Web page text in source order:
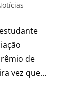
de
vez que…